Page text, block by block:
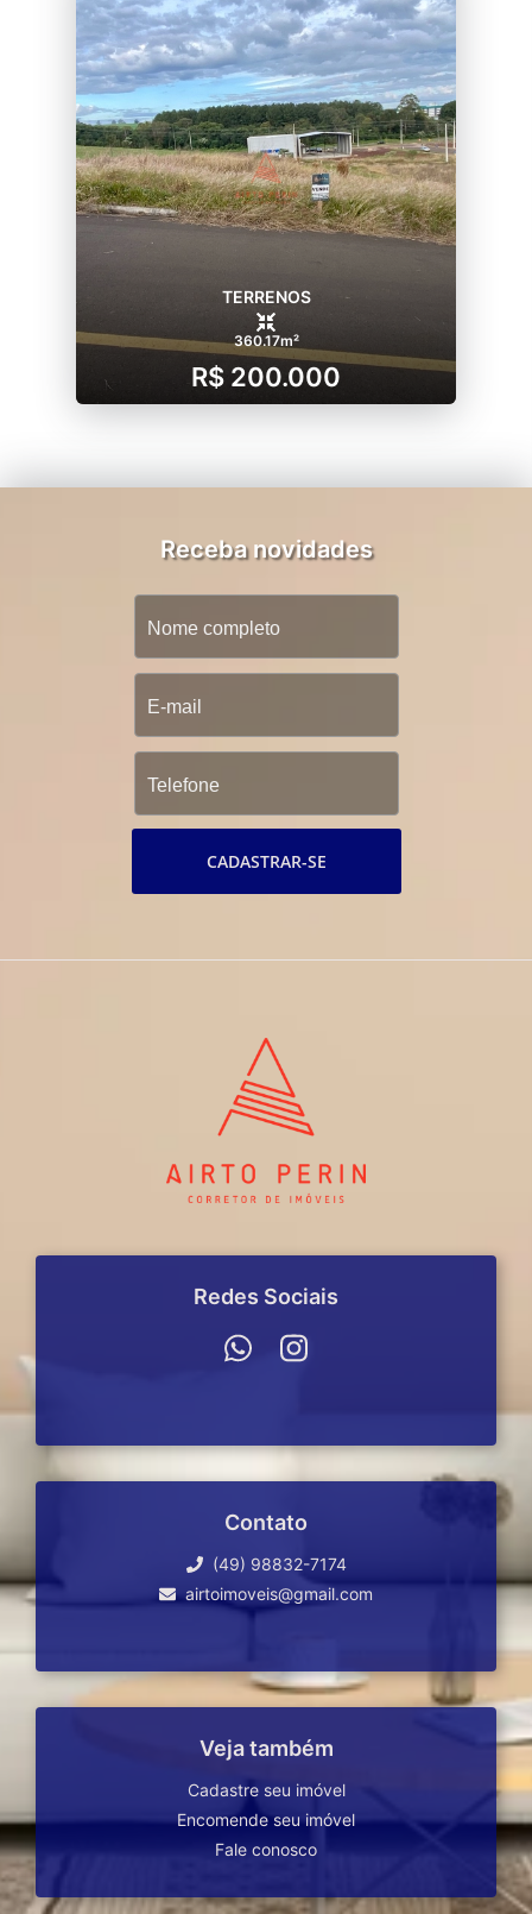
TERRENOS
360.17m²
R$ 200.000
Receba novidades
CADASTRAR-SE
Redes Sociais
Contato
(49) 98832-7174
airtoimoveis@gmail.com
Veja também
Cadastre seu imóvel
Encomende seu imóvel
Fale conosco